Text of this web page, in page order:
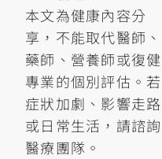
本文為健康內容分
享，不能取代醫師、
藥師、營養師或復健
專業的個別評估。若
症狀加劇、影響走路
或日常生活，請諮詢
醫療團隊。